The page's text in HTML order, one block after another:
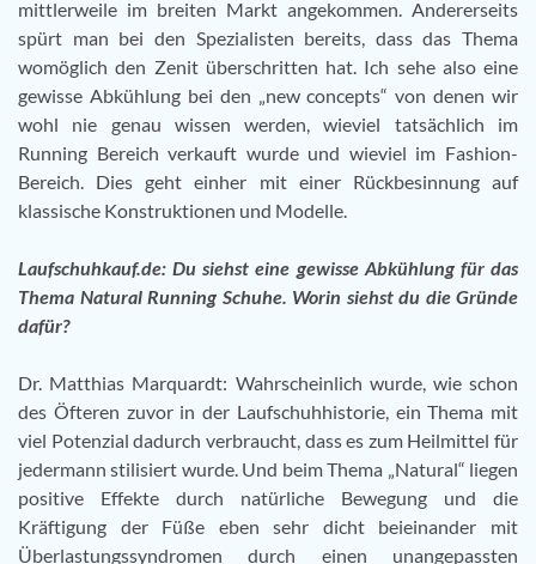
mittlerweile im breiten Markt angekommen. Andererseits
spürt man bei den Spezialisten bereits, dass das Thema
womöglich den Zenit überschritten hat. Ich sehe also eine
gewisse Abkühlung bei den „new concepts“ von denen wir
wohl nie genau wissen werden, wieviel tatsächlich im
Running Bereich verkauft wurde und wieviel im Fashion-
Bereich. Dies geht einher mit einer Rückbesinnung auf
klassische Konstruktionen und Modelle.
Laufschuhkauf.de: Du siehst eine gewisse Abkühlung für das
Thema Natural Running Schuhe. Worin siehst du die Gründe
dafür?
Dr. Matthias Marquardt: Wahrscheinlich wurde, wie schon
des Öfteren zuvor in der Laufschuhhistorie, ein Thema mit
viel Potenzial dadurch verbraucht, dass es zum Heilmittel für
jedermann stilisiert wurde. Und beim Thema „Natural“ liegen
positive Effekte durch natürliche Bewegung und die
Kräftigung der Füße eben sehr dicht beieinander mit
Überlastungssyndromen durch einen unangepassten